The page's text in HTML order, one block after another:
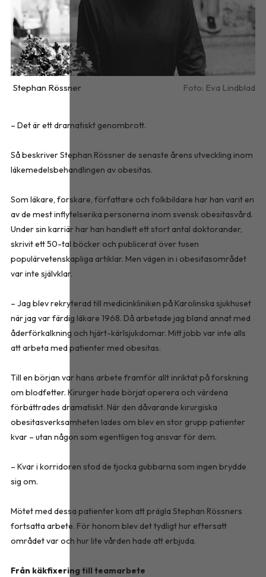
Stephan Rössner Eva Lindblad
– Det är ett dramatiskt genombrott.
Så beskriver Stephan Rössner de senaste årens utveckling inom
läkemedelsbehandlingen av obesitas.
Som läkare, forskare, författare och folkbildare har han varit en
av de mest inflytelserika personerna inom svensk obesitasvård.
Under sin karriär har han handlett ett stort antal doktorander,
skrivit ett 50-tal böcker och publicerat över tusen
populärvetenskapliga artiklar. Men vägen in i obesitasområdet
var inte självklar.
– Jag blev rekryterad till medicinkliniken på Karolinska sjukhuset
när jag var färdig läkare 1968. Då arbetade jag bland annat med
åderförkalkning och hjärt-kärlsjukdomar. Mitt jobb var inte alls
att arbeta med patienter med obesitas.
Till en början var hans arbete framför allt inriktat på forskning
om blodfetter. Kirurger hade börjat operera och värdena
förbättrades dramatiskt. När den dåvarande kirurgiska
obesitasverksamheten lades om blev en stor grupp patienter
kvar – utan någon som egentligen tog ansvar för dem.
– Kvar i korridoren stod de tjocka gubbarna som ingen brydde
sig om.
Mötet med dessa patienter kom att prägla Stephan Rössners
fortsatta arbete. För honom blev det tydligt hur eftersatt
området var och hur lite vården hade att erbjuda.
Från käkfixering till teamarbete